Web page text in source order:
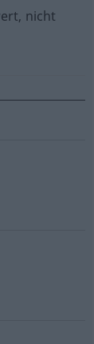
nicht